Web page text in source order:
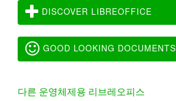
DISCOVER LIBREOFFICE
GOOD LOOKING DOCUMENTS
다른 운영체제용 리브레오피스